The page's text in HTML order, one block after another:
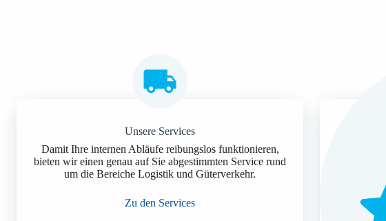
Unsere Services
Damit Ihre internen Abläufe reibungslos funktionieren,
bieten wir einen genau auf Sie abgestimmten Service rund
um die Bereiche Logistik und Güterverkehr.
Zu den Services